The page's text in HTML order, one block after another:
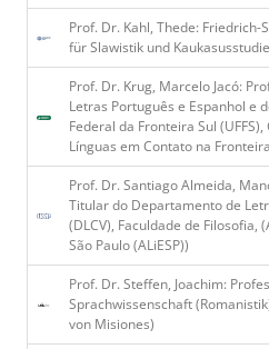
Prof. Dr. Kahl, Thede:
für Slawistik und
Prof. Dr. Krug, Marcelo Jacó:
Letras Português e Espanhol e
Federal da Fronteira Sul
Línguas em Contato na
Prof. Dr. Santiago Almeida,
Titular do Departamento de
(DLCV), Faculdade de Filosofia,
São Paulo (ALiESP))
Prof. Dr. Steffen, Joachim:
Sprachwissenschaft
von Misiones)